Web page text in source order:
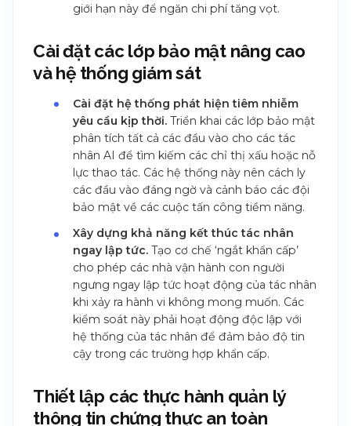
giới hạn này để ngăn chi phí tăng vọt.
Cài đặt các lớp bảo mật nâng cao
và hệ thống giám sát
Cài đặt hệ thống phát hiện tiêm nhiễm
yêu cầu kịp thời.Triển khai các lớp bảo mật
phân tích tất cả các đầu vào cho các tác
nhân AI để tìm kiếm các chỉ thị xấu hoặc nỗ
lực thao tác. Các hệ thống này nên cách ly
các đầu vào đáng ngờ và cảnh báo các đội
bảo mật về các cuộc tấn công tiềm năng.
Xây dựng khả năng kết thúc tác nhân
ngay lập tức.Tạo cơ chế ‘ngắt khẩn cấp’
cho phép các nhà vận hành con người
ngưng ngay lập tức hoạt động của tác nhân
khi xảy ra hành vi không mong muốn. Các
kiểm soát này phải hoạt động độc lập với
hệ thống của tác nhân để đảm bảo độ tin
cậy trong các trường hợp khẩn cấp.
Thiết lập các thực hành quản lý
thông tin chứng thực an toàn